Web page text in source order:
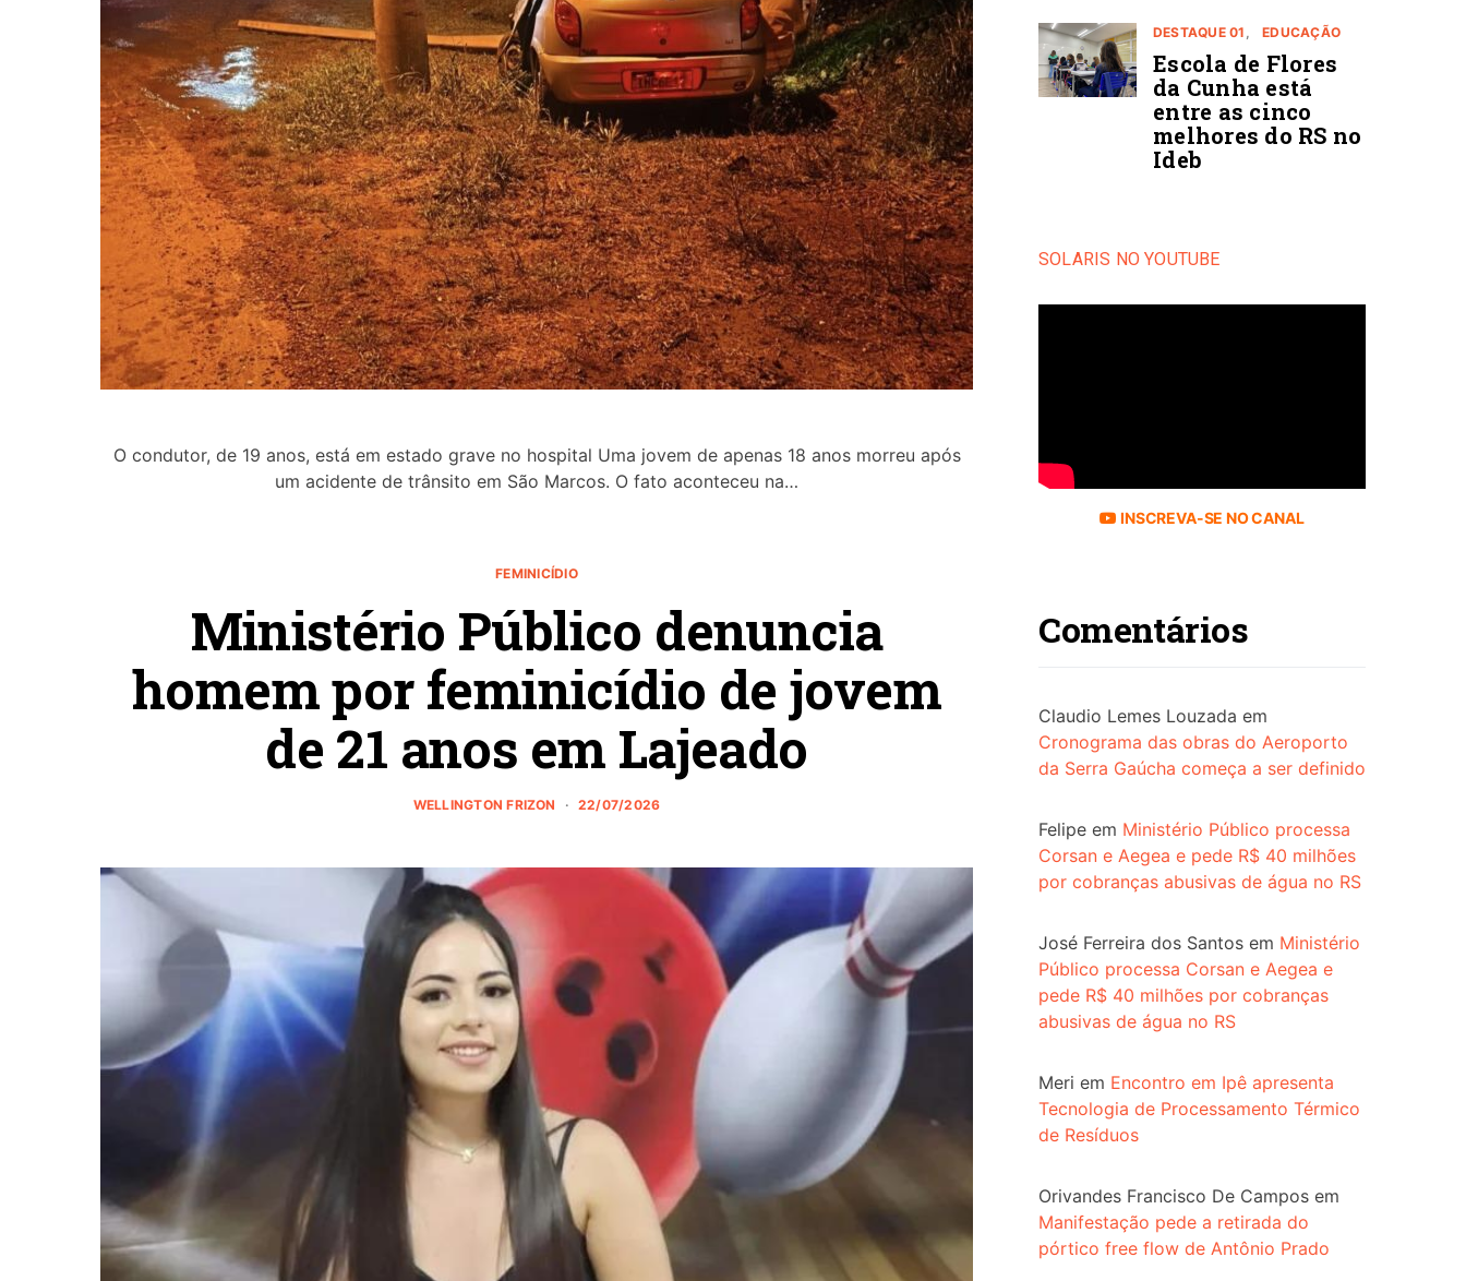
O condutor, de 19 anos, está em estado grave no hospital Uma jovem de apenas 18 anos morreu após
um acidente de trânsito em São Marcos. O fato aconteceu na…
FEMINICÍDIO
Ministério Público denuncia
homem por feminicídio de jovem
de 21 anos em Lajeado
WELLINGTON FRIZON 22/07/2026
DESTAQUE 01 EDUCAÇÃO
Escola de Flores
da Cunha está
entre as cinco
melhores do RS no
Ideb
SOLARIS NO YOUTUBE
INSCREVA-SE NO CANAL
Comentários
Claudio Lemes Louzada em
Cronograma das obras do Aeroporto
da Serra Gaúcha começa a ser definido
Felipe em Ministério Público processa
Corsan e Aegea e pede R$ 40 milhões
por cobranças abusivas de água no RS
José Ferreira dos Santos em Ministério
Público processa Corsan e Aegea e
pede R$ 40 milhões por cobranças
abusivas de água no RS
Meri em Encontro em Ipê apresenta
Tecnologia de Processamento Térmico
de Resíduos
Orivandes Francisco De Campos em
Manifestação pede a retirada do
pórtico free flow de Antônio Prado